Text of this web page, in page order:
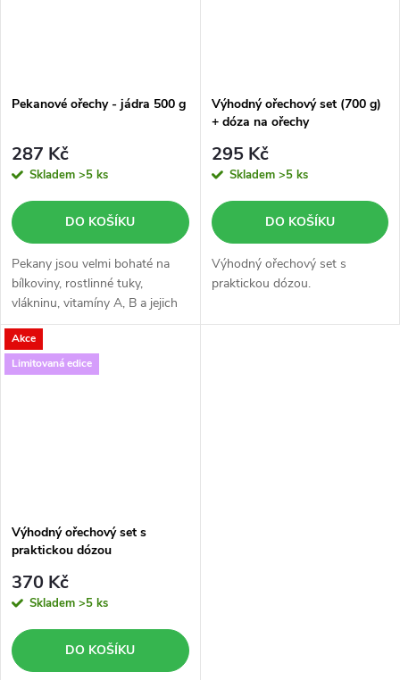
Pekanové ořechy - jádra 500 g
287 Kč
Skladem >5 ks
DO KOŠÍKU
Pekany jsou velmi bohaté na
bílkoviny, rostlinné tuky,
vlákninu, vitamíny A, B a jejich
pravidelná konzumace chrání
naše tělo před vznikem
žlučníkových kamenů, snižuje...
Výhodný ořechový set (700 g)
+ dóza na ořechy
295 Kč
Skladem >5 ks
DO KOŠÍKU
Výhodný ořechový set s
praktickou dózou.
Akce
Limitovaná edice
Výhodný ořechový set s
praktickou dózou
370 Kč
Skladem >5 ks
DO KOŠÍKU